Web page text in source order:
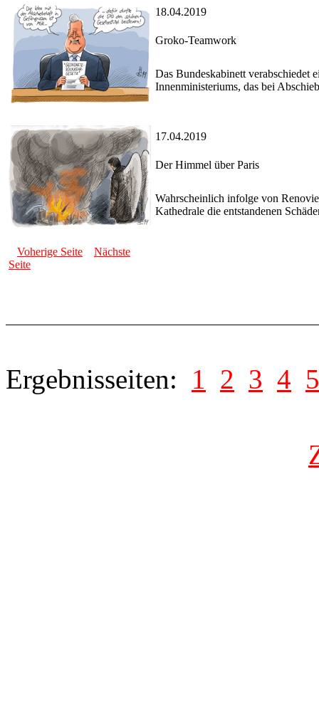
18.04.2019
Groko-Teamwork
Das Bundeskabinett verabschiedet
Innenministeriums, das bei
17.04.2019
Der Himmel über Paris
Wahrscheinlich infolge von
Kathedrale die entstandenen
Voherige Seite
Nächste
Seite
Ergebnisseiten: 1 2 3 4 5